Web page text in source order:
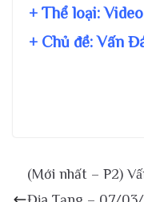
+ Thể loại:
+ Chủ đề:Vấn
(Mới nhất – P2)